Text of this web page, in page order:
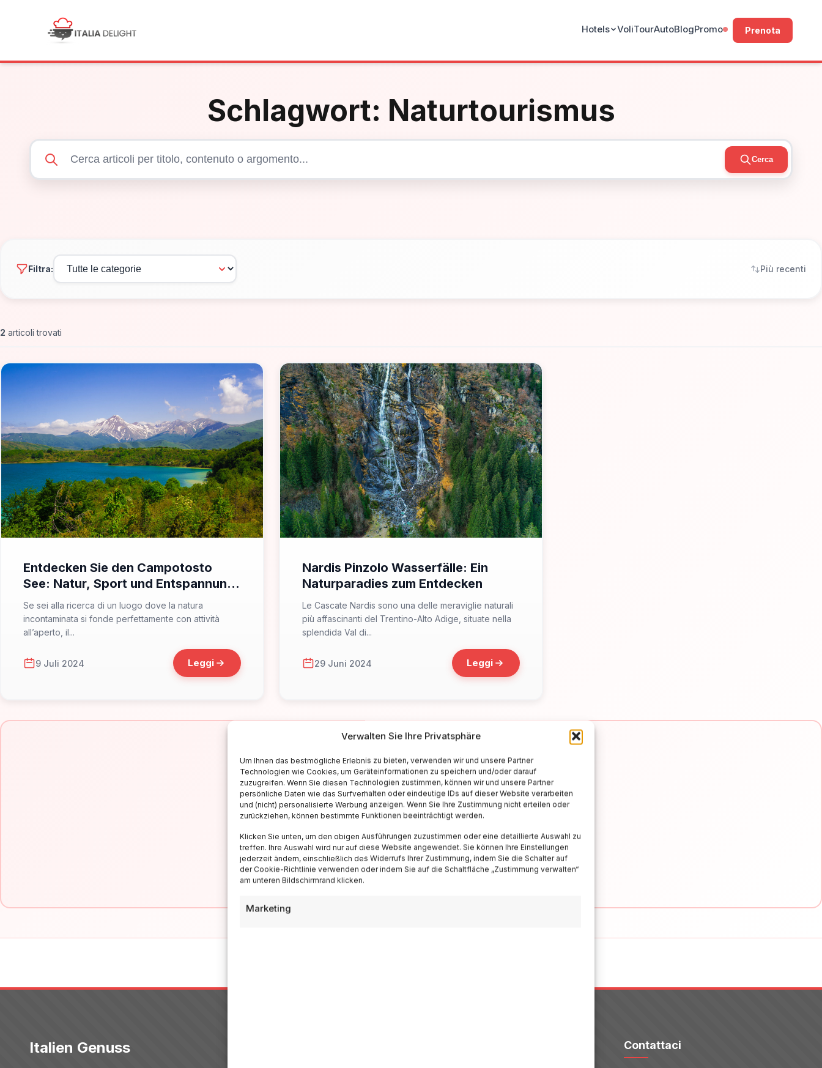
Verwalten Sie Ihre Privatsphäre
Um Ihnen das bestmögliche Erlebnis zu bieten, verwenden wir und unsere Partner
Technologien wie Cookies, um Geräteinformationen zu speichern und/oder darauf
zuzugreifen. Wenn Sie diesen Technologien zustimmen, können wir und unsere Partner
persönliche Daten wie das Surfverhalten oder eindeutige IDs auf dieser Website verarbeiten
und (nicht) personalisierte Werbung anzeigen. Wenn Sie Ihre Zustimmung nicht erteilen oder
zurückziehen, können bestimmte Funktionen beeinträchtigt werden.
Klicken Sie unten, um den obigen Ausführungen zuzustimmen oder eine detaillierte Auswahl zu
treffen. Ihre Auswahl wird nur auf diese Website angewendet. Sie können Ihre Einstellungen
jederzeit ändern, einschließlich des Widerrufs Ihrer Zustimmung, indem Sie die Schalter auf
der Cookie-Richtlinie verwenden oder indem Sie auf die Schaltfläche „Zustimmung verwalten“
am unteren Bildschirmrand klicken.
Marketing
Hotels VoliTourAutoBlogPromo Prenota
Schlagwort: Naturtourismus
Cerca
Filtra: Più recenti
2 articoli trovati
Entdecken Sie den Campotosto
See: Natur, Sport und Entspannung
in den Abruzzen
Se sei alla ricerca di un luogo dove la natura
incontaminata si fonde perfettamente con attività
all’aperto, il...
9 Juli 2024 Leggi
Nardis Pinzolo Wasserfälle: Ein
Naturparadies zum Entdecken
Le Cascate Nardis sono una delle meraviglie naturali
più affascinanti del Trentino-Alto Adige, situate nella
splendida Val di...
29 Juni 2024 Leggi
✉
Resta aggiornato sull'Italia
Iscriviti alla newsletter per ricevere guide di viaggio, offerte esclusive e
Iscriviti
Italien Genuss Contattaci